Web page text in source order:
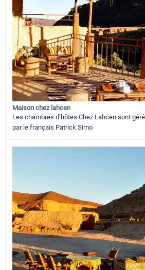
Maison chez lahcen
Les chambres d’hôtes Chez Lahcen sont
par le français Patrick Simo